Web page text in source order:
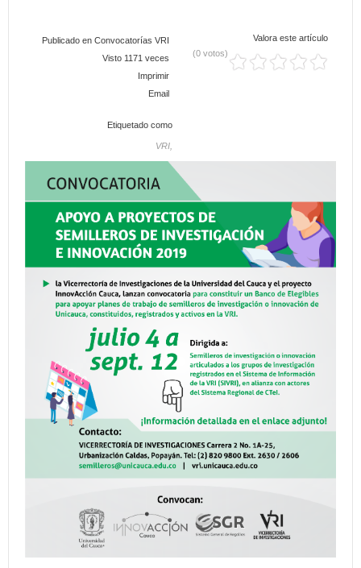
Publicado en Convocatorías VRI
Visto 1171 veces
Imprimir
Email
Valora este artículo
(0 votos)
Etiquetado como
VRI,